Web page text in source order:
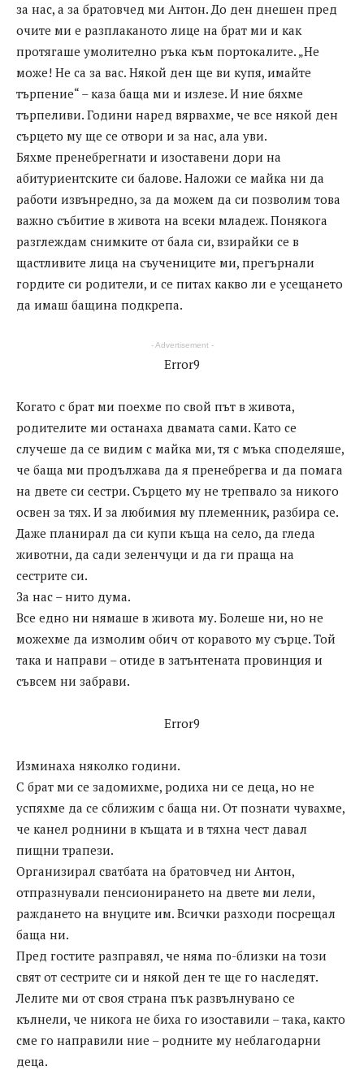
за нас, а за братовчед ми Антон. До ден днешен пред
очите ми е разплаканото лице на брат ми и как
протягаше умолително ръка към портокалите. „Не
може! Не са за вас. Някой ден ще ви купя, имайте
търпение“ – каза баща ми и излезе. И ние бяхме
търпеливи. Години наред вярвахме, че все някой ден
сърцето му ще се отвори и за нас, ала уви.
Бяхме пренебрегнати и изоставени дори на
абитуриентските си балове. Наложи се майка ни да
работи извънредно, за да можем да си позволим това
важно събитие в живота на всеки младеж. Понякога
разглеждам снимките от бала си, взирайки се в
щастливите лица на съучениците ми, прегърнали
гордите си родители, и се питах какво ли е усещането
да имаш бащина подкрепа.
- Advertisement -
Error9
Когато с брат ми поехме по свой път в живота,
родителите ми останаха двамата сами. Като се
случеше да се видим с майка ми, тя с мъка споделяше,
че баща ми продължава да я пренебрегва и да помага
на двете си сестри. Сърцето му не трепвало за никого
освен за тях. И за любимия му племенник, разбира се.
Даже планирал да си купи къща на село, да гледа
животни, да сади зеленчуци и да ги праща на
сестрите си.
За нас – нито дума.
Все едно ни нямаше в живота му. Болеше ни, но не
можехме да измолим обич от коравото му сърце. Той
така и направи – отиде в затънтената провинция и
съвсем ни забрави.
Error9
Изминаха няколко години.
С брат ми се задомихме, родиха ни се деца, но не
успяхме да се сближим с баща ни. От познати чувахме,
че канел роднини в къщата и в тяхна чест давал
пищни трапези.
Организирал сватбата на братовчед ни Антон,
отпразнували пенсионирането на двете ми лели,
раждането на внуците им. Всички разходи посрещал
баща ни.
Пред гостите разправял, че няма по-близки на този
свят от сестрите си и някой ден те ще го наследят.
Лелите ми от своя страна пък развълнувано се
кълнели, че никога не биха го изоставили – така, както
сме го направили ние – родните му неблагодарни
деца.